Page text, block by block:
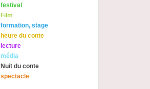
festival
Film
formation, stage
heure du conte
lecture
média
Nuit du conte
spectacle